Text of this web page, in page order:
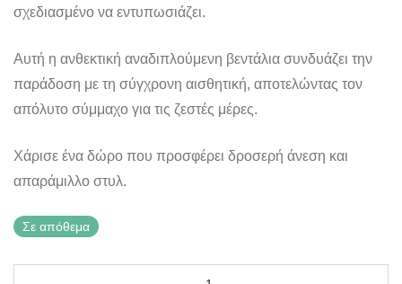
σχεδιασμένο να εντυπωσιάζει.
Αυτή η ανθεκτική αναδιπλούμενη βεντάλια συνδυάζει την
παράδοση με τη σύγχρονη αισθητική, αποτελώντας τον
απόλυτο σύμμαχο για τις ζεστές μέρες.
Χάρισε ένα δώρο που προσφέρει δροσερή άνεση και
απαράμιλλο στυλ.
Σε απόθεμα